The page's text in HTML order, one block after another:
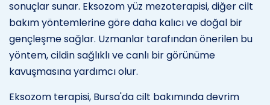
sonuçlar sunar. Eksozom yüz mezoterapisi, diğer cilt
bakım yöntemlerine göre daha kalıcı ve doğal bir
gençleşme sağlar. Uzmanlar tarafından önerilen bu
yöntem, cildin sağlıklı ve canlı bir görünüme
kavuşmasına yardımcı olur.
Eksozom terapisi, Bursa'da cilt bakımında devrim